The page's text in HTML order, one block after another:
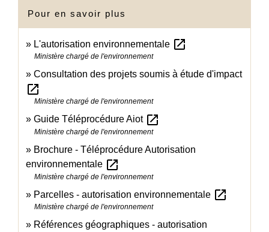
Pour en savoir plus
L'autorisation environnementale open_in_new
Ministère chargé de l'environnement
Consultation des projets soumis à étude d'impact
open_in_new
Ministère chargé de l'environnement
Guide Téléprocédure Aiot open_in_new
Ministère chargé de l'environnement
Brochure - Téléprocédure Autorisation
environnementale open_in_new
Ministère chargé de l'environnement
Parcelles - autorisation environnementale open_in_new
Ministère chargé de l'environnement
Références géographiques - autorisation